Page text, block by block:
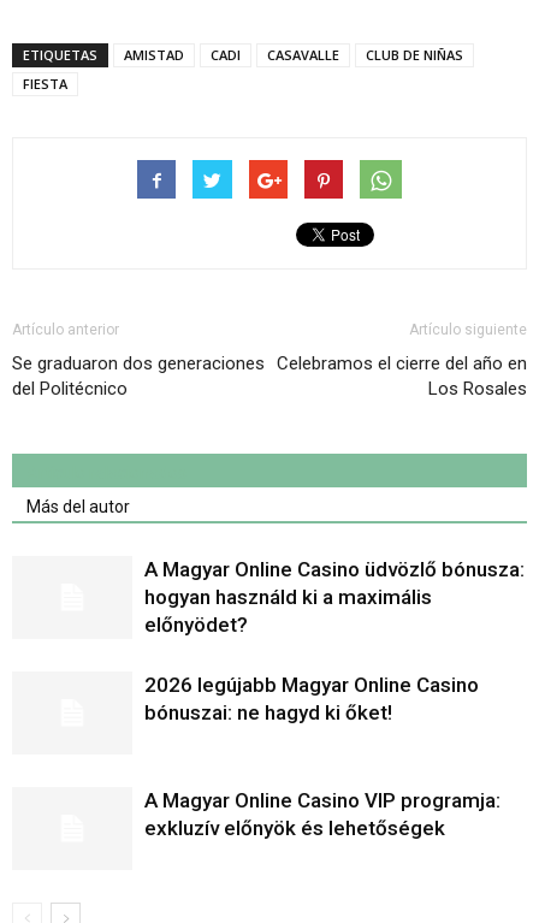
ETIQUETAS AMISTAD CADI CASAVALLE
CLUB DE NIÑAS
FIESTA
Artículo anterior
Se graduaron dos generaciones
del Politécnico
Artículo siguiente
Celebramos el cierre del año en
Los Rosales
Más del autor
A Magyar Online Casino üdvözlő bónusza:
hogyan használd ki a maximális
előnyödet?
2026 legújabb Magyar Online Casino
bónuszai: ne hagyd ki őket!
A Magyar Online Casino VIP programja:
exkluzív előnyök és lehetőségek